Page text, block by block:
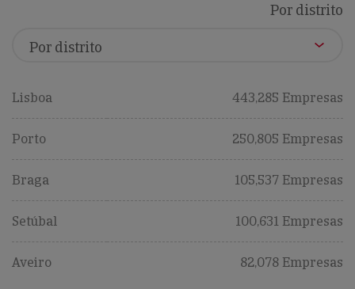
Por distrito
Lisboa 443,285 Empresas
Porto 250,805 Empresas
Braga 105,537 Empresas
Setúbal 100,631 Empresas
Aveiro 82,078 Empresas